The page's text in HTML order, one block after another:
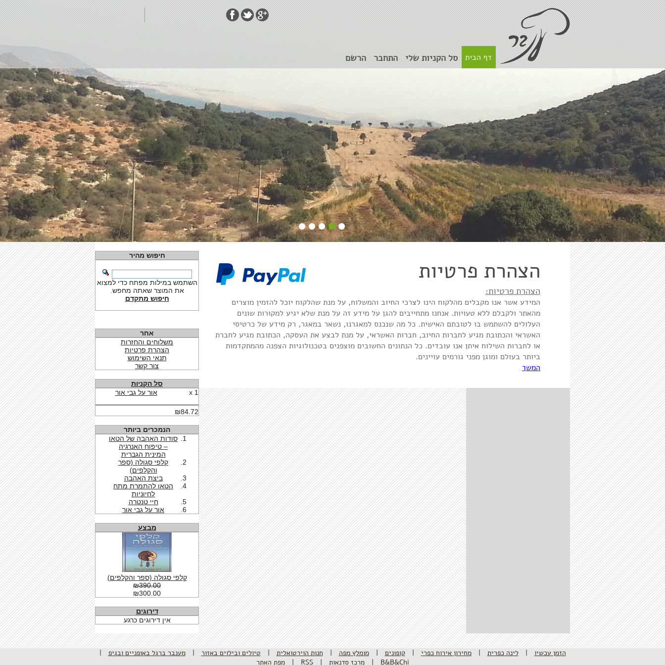
דף הבית סל הקניות שלי התחבר הרשם
חיפוש מהיר
השתמש במילות מפתח כדי למצוא
את המוצר שאתה מחפש.
חיפוש מתקדם
אחר
משלוחים והחזרות
הצהרת פרטיות
תנאי השימוש
צור קשר
סל הקניות
1 x
אור על גבי אור
₪84.72
הנמכרים ביותר
סודות האהבה של הטאו
– טיפוח האנרגיה
המינית הגברית
קלפי סגולה (ספר
והקלפים)
ביצת האהבה
הטאו להתמרת מתח
לחיוניות
חיי טנטרה
אור על גבי אור
מבצע
קלפי סגולה (ספר והקלפים)
₪390.00
₪300.00
דירוגים
אין דירוגים כרגע
הצהרת פרטיות
הצהרת פרטיות:
המידע אשר אנו מקבלים מהלקוח הינו לצרכי החיוב והמשלוח, על מנת שהלקוח יוכל להזמין מוצרים
מהאתר ולקבלם ללא טעויות. אנחנו מתחייבים להגן על מידע זה על מנת שלא יגיע למקורות שונים
העלולים להשתמש בו לטובתם האישית. כל מה שנכנס למאגרנו, נשאר במאגר, רק מידע של כרטיסי
האשראי והכתובת מגיע לחברות החיוב, חברות האשראי, על מנת לבצע את העסקה, הכתובת מגיע לחברת
או לחברות השילוח איתן אנו עובדים. כל הנתונים החשובים מוצפנים בטכנולוגיות הצפנה מהמתקדמות
ביותר בעולם ומוגן מפני גורמים עויינים.
המשך
הזמן עכשיו | לינה כפרית | מחירון אירוח כפרי | קופונים | מומלץ מפה | חנות הוירטואלית | טיולים ובילוים באזור | מענבר ברגל באופניים ובגיפ
|
B&B&Chi
| מרכז סדנאות |
RSS
| מפת האתר